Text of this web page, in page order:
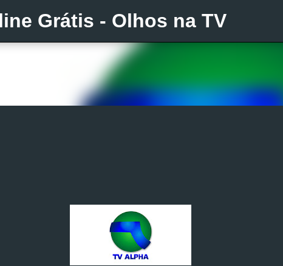
Pular para o conteúdo principal
Grátis - Olhos na TV